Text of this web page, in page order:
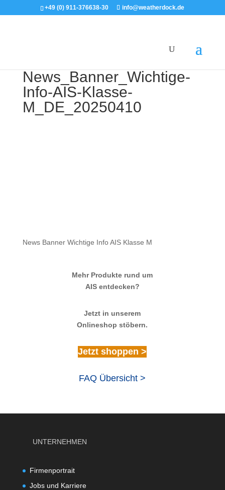
+49 (0) 911-376638-30 info@weatherdock.de
News_Banner_Wichtige-
Info-AIS-Klasse-
M_DE_20250410
News Banner Wichtige Info AIS Klasse M
Mehr Produkte rund um
AIS entdecken?
Jetzt in unserem
Onlineshop stöbern.
Jetzt shoppen >
FAQ Übersicht >
UNTERNEHMEN
Firmenportrait
Jobs und Karriere